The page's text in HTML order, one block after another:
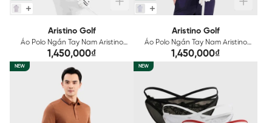
Aristino Golf
Áo Polo Ngắn Tay Nam Aristino
Golf Regular APSG46AAH2
1,450,000₫
Aristino Golf
Áo Polo Ngắn Tay Nam Aristino
Golf Regular APSG45AAH2
1,450,000₫
NEW NEW